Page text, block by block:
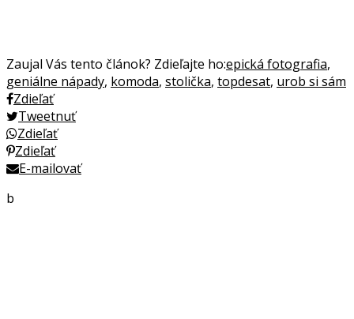
Zaujal Vás tento článok? Zdieľajte ho:epická fotografia,
geniálne nápady, komoda, stolička, topdesat, urob si sám
Zdieľať
Tweetnuť
Zdieľať
Zdieľať
E-mailovať
b